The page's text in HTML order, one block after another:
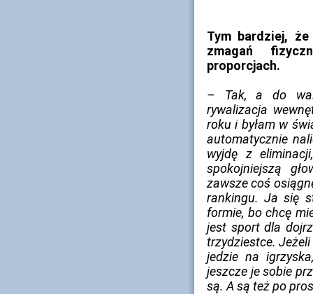
Tym bardziej,
zmagań
proporcjach.
– Tak, a do
rywalizacja
roku i byłam w
automatycznie
wyjdę z
spokojniejszą
zawsze coś
rankingu. Ja się
formie, bo chcę
jest sport dla
trzydziestce.
jedzie na
jeszcze je sobie
są. A są też po